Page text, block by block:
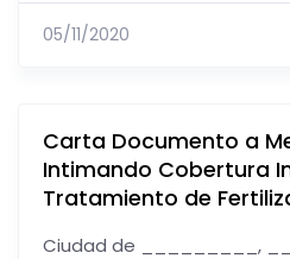
05/11/2020
Carta Documento a
Intimando Cobertura
Tratamiento de
Ciudad de _________,